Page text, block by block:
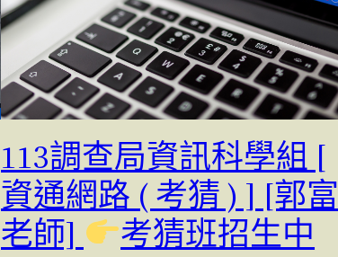
113調查局資訊科學組 [
資通網路 ( 考猜 ) ] [郭富
老師]
考猜班招生中